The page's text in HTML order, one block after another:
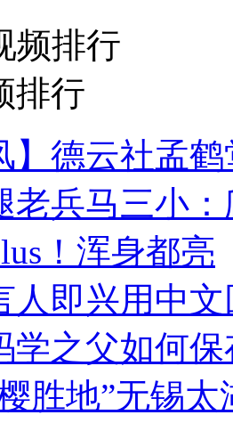
频排行
排行
】德云社孟
老兵马三小
！浑身都亮
人即兴用中
学之父如何
胜地”无锡